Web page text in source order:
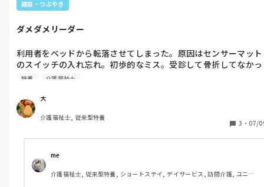
雑談・つぶやき
ダメダメリーダー
利用者をベッドから転落させてしまった。原因はセンサーマット
のスイッチの入れ忘れ。初歩的なミス。受診して骨折してなかっ
たけど打撲、、、フロアリーダーでありながらこんなミスをして
い時間で受診に行ったから残った職員にも申し訳ない。この仕事
特養 介護福祉士
大
介護福祉士, 従来型特養
3 ・ 07/
me
介護福祉士, 従来型特養, ショートステイ, デイサービス, 訪問介護, ユニッ